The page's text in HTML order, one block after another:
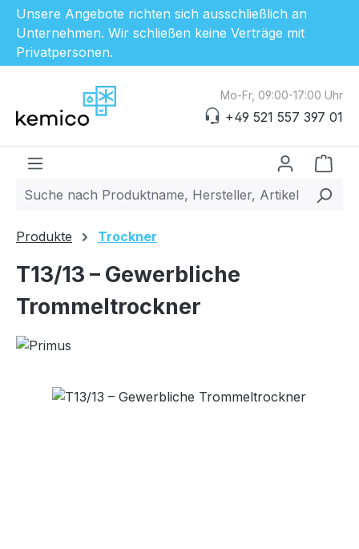
Unsere Angebote richten sich ausschließlich an
Unternehmen. Wir schließen keine Verträge mit
Privatpersonen.
Zum Hauptinhalt springen
Mo-Fr, 09:00-17:00 Uhr
+49 521 557 397 01
Produkte Trockner
T13/13 – Gewerbliche
Trommeltrockner
Bildergalerie überspringen